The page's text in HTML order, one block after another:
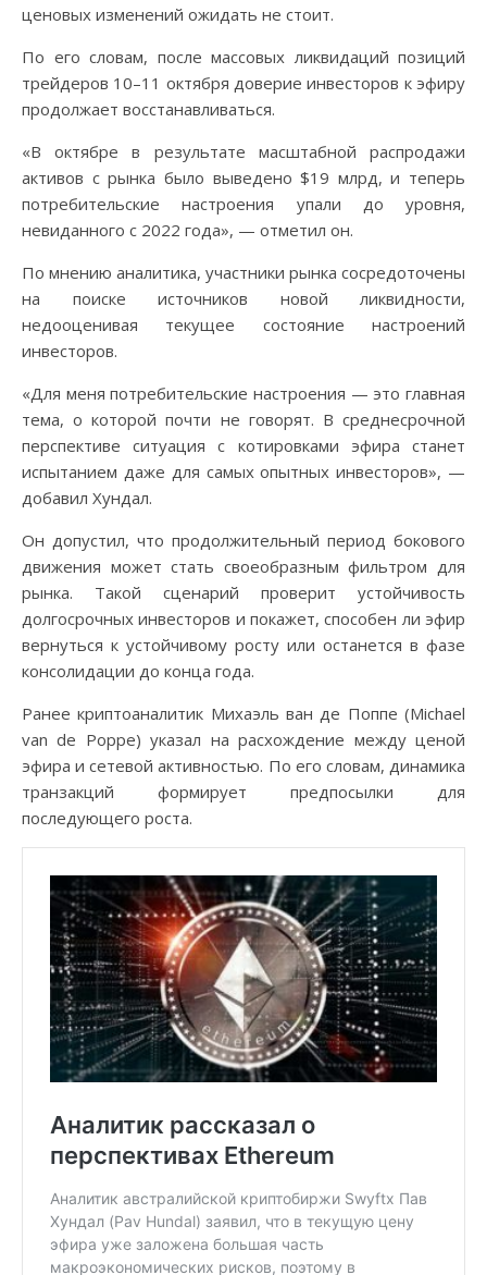
ценовых изменений ожидать не стоит.
По его словам, после массовых ликвидаций позиций
трейдеров 10–11 октября доверие инвесторов к эфиру
продолжает восстанавливаться.
«В октябре в результате масштабной распродажи
активов с рынка было выведено $19 млрд, и теперь
потребительские настроения упали до уровня,
невиданного с 2022 года», — отметил он.
По мнению аналитика, участники рынка сосредоточены
на поиске источников новой ликвидности,
недооценивая текущее состояние настроений
инвесторов.
«Для меня потребительские настроения — это главная
тема, о которой почти не говорят. В среднесрочной
перспективе ситуация с котировками эфира станет
испытанием даже для самых опытных инвесторов», —
добавил Хундал.
Он допустил, что продолжительный период бокового
движения может стать своеобразным фильтром для
рынка. Такой сценарий проверит устойчивость
долгосрочных инвесторов и покажет, способен ли эфир
вернуться к устойчивому росту или останется в фазе
консолидации до конца года.
Ранее криптоаналитик Михаэль ван де Поппе (Michael
van de Poppe) указал на расхождение между ценой
эфира и сетевой активностью. По его словам, динамика
транзакций формирует предпосылки для
последующего роста.